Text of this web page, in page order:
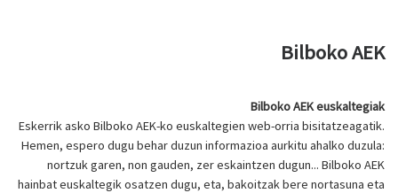
Bilboko AEK
Bilboko AEK euskaltegiak
Eskerrik asko Bilboko AEK-ko euskaltegien web-orria bisitatzeagatik.
Hemen, espero dugu behar duzun informazioa aurkitu ahalko duzula:
nortzuk garen, non gauden, zer eskaintzen dugun... Bilboko AEK
hainbat euskaltegik osatzen dugu, eta, bakoitzak bere nortasuna eta